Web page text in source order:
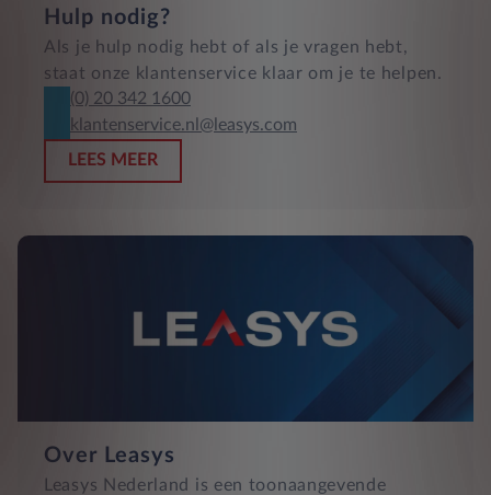
Hulp nodig?
Als je hulp nodig hebt of als je vragen hebt,
staat onze klantenservice klaar om je te helpen.
(0) 20 342 1600
klantenservice.nl@leasys.com
LEES MEER
Over Leasys
Leasys Nederland is een toonaangevende